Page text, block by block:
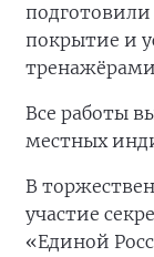
покрытие и
Все работы
местных
В
участие
«Единой